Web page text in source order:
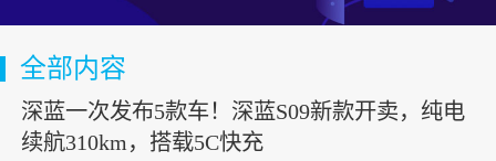
全部内容
深蓝一次发布5款车！深蓝S09新款开卖，纯电
续航310km，搭载5C快充